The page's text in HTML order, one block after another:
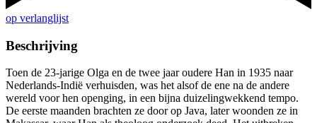
op verlanglijst
Beschrijving
Toen de 23-jarige Olga en de twee jaar oudere Han in 1935 naar
Nederlands-Indië verhuisden, was het alsof de ene na de andere
wereld voor hen openging, in een bijna duizelingwekkend tempo.
De eerste maanden brachten ze door op Java, later woonden ze in